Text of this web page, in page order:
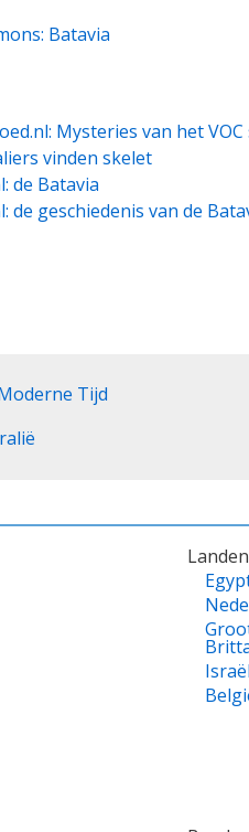
Batavia
Mysteries van het VOC
vinden skelet
de Batavia
de geschiedenis van de
Tijd
Landen
Israël